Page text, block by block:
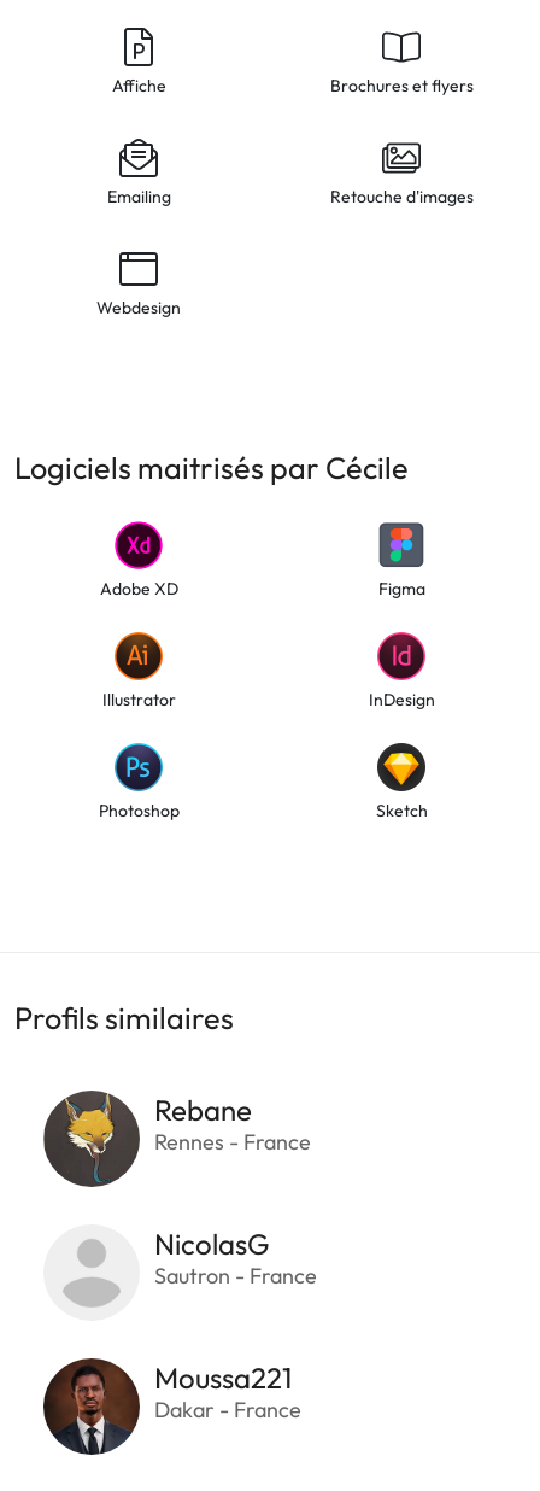
Affiche Brochures et flyers
Emailing Retouche d'images
Webdesign
Logiciels maitrisés par Cécile
Adobe XD Figma
Illustrator InDesign
Photoshop Sketch
Profils similaires
Rebane
Rennes - France
NicolasG
Sautron - France
Moussa221
Dakar - France